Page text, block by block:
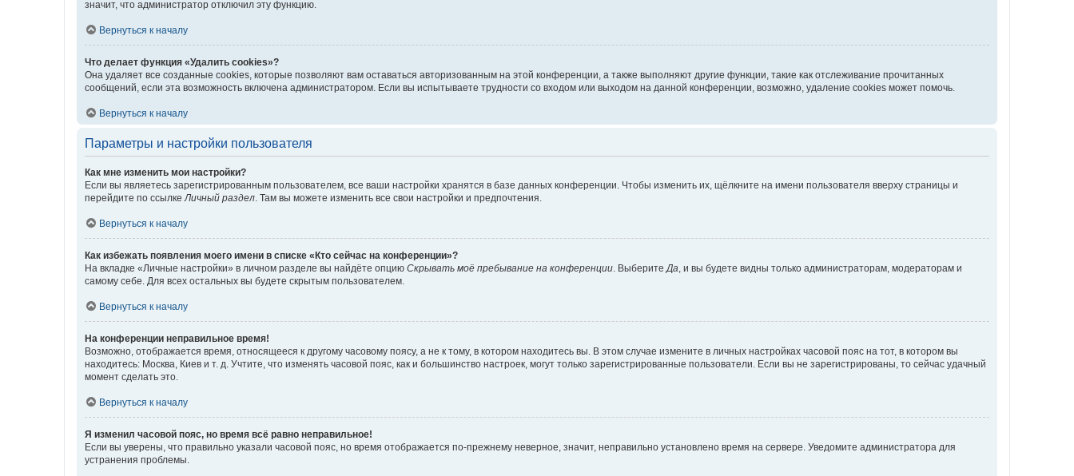
значит, что администратор отключил эту функцию.
Вернуться к началу
Что делает функция «Удалить cookies»?
Она удаляет все созданные cookies, которые позволяют вам оставаться авторизованным на этой конференции, а также выполняют другие функции, такие как отслеживание прочитанных
сообщений, если эта возможность включена администратором. Если вы испытываете трудности со входом или выходом на данной конференции, возможно, удаление cookies может помочь.
Вернуться к началу
Параметры и настройки пользователя
Как мне изменить мои настройки?
Если вы являетесь зарегистрированным пользователем, все ваши настройки хранятся в базе данных конференции. Чтобы изменить их, щёлкните на имени пользователя вверху страницы и
перейдите по ссылке Личный раздел . Там вы можете изменить все свои настройки и предпочтения.
Вернуться к началу
Как избежать появления моего имени в списке «Кто сейчас на конференции»?
На вкладке «Личные настройки» в личном разделе вы найдёте опцию Скрывать моё пребывание на конференции . Выберите Да , и вы будете видны только администраторам, модераторам и
самому себе. Для всех остальных вы будете скрытым пользователем.
Вернуться к началу
На конференции неправильное время!
Возможно, отображается время, относящееся к другому часовому поясу, а не к тому, в котором находитесь вы. В этом случае измените в личных настройках часовой пояс на тот, в котором вы
находитесь: Москва, Киев и т. д. Учтите, что изменять часовой пояс, как и большинство настроек, могут только зарегистрированные пользователи. Если вы не зарегистрированы, то сейчас удачный
момент сделать это.
Вернуться к началу
Я изменил часовой пояс, но время всё равно неправильное!
Если вы уверены, что правильно указали часовой пояс, но время отображается по-прежнему неверное, значит, неправильно установлено время на сервере. Уведомите администратора для
устранения проблемы.